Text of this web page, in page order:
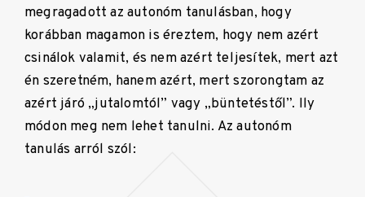
megragadott az autonóm tanulásban, hogy
korábban magamon is éreztem, hogy nem azért
csinálok valamit, és nem azért teljesítek, mert azt
én szeretném, hanem azért, mert szorongtam az
azért járó „jutalomtól” vagy „büntetéstől”. Ily
módon meg nem lehet tanulni. Az autonóm
tanulás arról szól: